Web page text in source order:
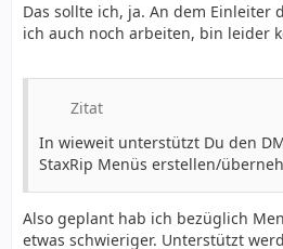
Das sollte ich, ja. An dem Einleiter
ich auch noch arbeiten, bin leider
Zitat
In wieweit unterstützt Du den
StaxRip Menüs erstellen/
Also geplant hab ich bezüglich
etwas schwieriger. Unterstützt